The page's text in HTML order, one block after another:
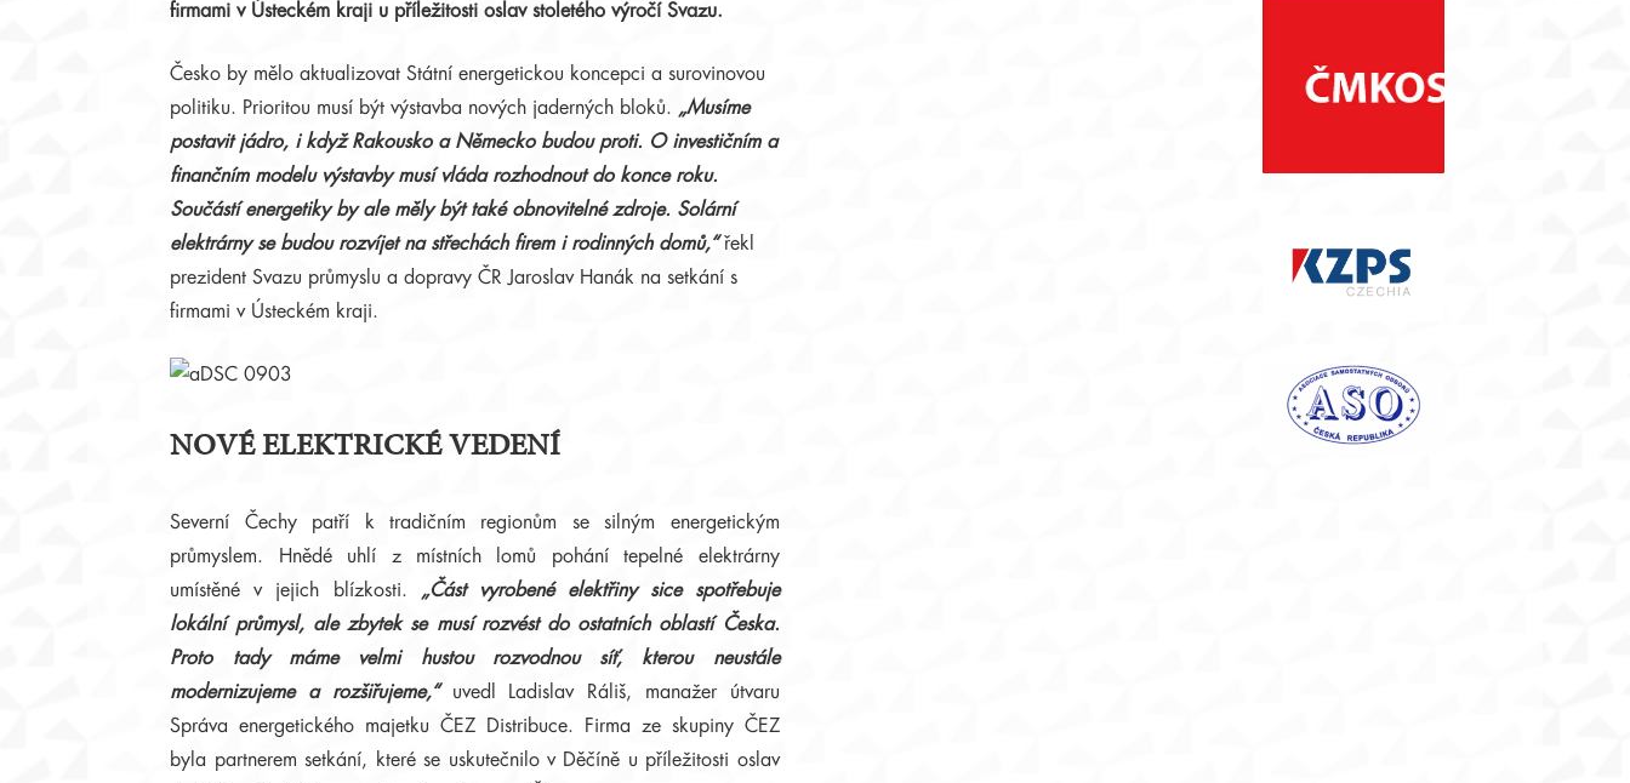
firmami v Ústeckém kraji u příležitosti oslav stoletého výročí Svazu.
Česko by mělo aktualizovat Státní energetickou koncepci a surovinovou
politiku. Prioritou musí být výstavba nových jaderných bloků. „Musíme
postavit jádro, i když Rakousko a Německo budou proti. O investičním a
finančním modelu výstavby musí vláda rozhodnout do konce roku.
Součástí energetiky by ale měly být také obnovitelné zdroje. Solární
elektrárny se budou rozvíjet na střechách firem i rodinných domů,“řekl
prezident Svazu průmyslu a dopravy ČR Jaroslav Hanák na setkání s
firmami v Ústeckém kraji.
NOVÉ ELEKTRICKÉ VEDENÍ
Severní Čechy patří k tradičním regionům se silným energetickým
průmyslem. Hnědé uhlí z místních lomů pohání tepelné elektrárny
umístěné v jejich blízkosti.
„Část vyrobené elektřiny sice spotřebuje
lokální průmysl, ale zbytek se musí rozvést do ostatních oblastí Česka.
Proto tady máme velmi hustou rozvodnou síť, kterou neustále
modernizujeme a rozšiřujeme,“uvedl Ladislav Ráliš, manažer útvaru
Správa energetického majetku ČEZ Distribuce. Firma ze skupiny ČEZ
byla partnerem setkání, které se uskutečnilo v Děčíně u příležitosti oslav